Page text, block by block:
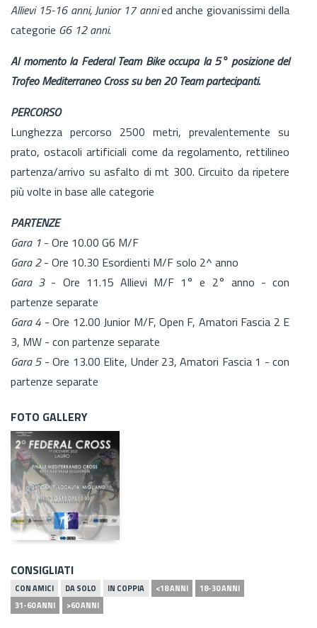
Allievi 15-16 anni, Junior 17 annied anche giovanissimi della
categorie G6 12 anni.
Al momento la Federal Team Bike occupa la 5° posizione del
Trofeo Mediterraneo Cross su ben 20 Team partecipanti.
PERCORSO
Lunghezza percorso 2500 metri, prevalentemente su
prato, ostacoli artificiali come da regolamento, rettilineo
partenza/arrivo su asfalto di mt 300. Circuito da ripetere
più volte in base alle categorie
PARTENZE
Gara 1 - Ore 10.00 G6 M/F
Gara 2- Ore 10.30 Esordienti M/F solo 2^ anno
Gara 3- Ore 11.15 Allievi M/F 1° e 2° anno - con
partenze separate
Gara 4 - Ore 12.00 Junior M/F, Open F, Amatori Fascia 2 E
3, MW - con partenze separate
Gara 5- Ore 13.00 Elite, Under 23, Amatori Fascia 1 - con
partenze separate
FOTO GALLERY
CONSIGLIATI
CON AMICI DA SOLO IN COPPIA <18 ANNI
18-30 ANNI
31-60 ANNI
>60 ANNI